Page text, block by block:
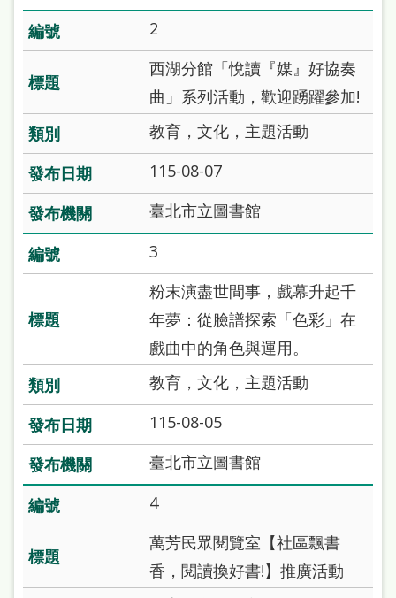
網
兒
童
常
見
問
答
雙
詞
台
北
通
陳
情
系
統
English
2
西湖分館「悅讀『媒』好協奏
曲」系列活動，歡迎踴躍參加!
教育，文化，主題活動
115-08-07
臺北市立圖書館
3
粉末演盡世間事，戲幕升起千
年夢：從臉譜探索「色彩」在
戲曲中的角色與運用。
教育，文化，主題活動
115-08-05
臺北市立圖書館
4
萬芳民眾閱覽室【社區飄書
香，閱讀換好書!】推廣活動